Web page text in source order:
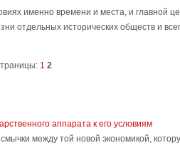
именно времени и места, и главной
отдельных исторических обществ и
1 2
аппарата к его условиям
между той новой экономикой,